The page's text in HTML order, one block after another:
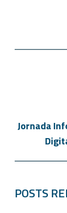
Jornada
POSTS